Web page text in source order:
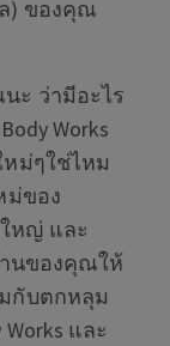
) ของคุณ
ะ ว่ามีอะไร
Works
หม่ๆใช่ไหม
ม่ของ
หญ่ และ
นของคุณให้
กับตกหลุม
และ